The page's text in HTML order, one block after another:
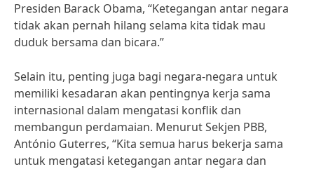
Presiden Barack Obama, “Ketegangan antar negara
tidak akan pernah hilang selama kita tidak mau
duduk bersama dan bicara.”
Selain itu, penting juga bagi negara-negara untuk
memiliki kesadaran akan pentingnya kerja sama
internasional dalam mengatasi konflik dan
membangun perdamaian. Menurut Sekjen PBB,
António Guterres, “Kita semua harus bekerja sama
untuk mengatasi ketegangan antar negara dan